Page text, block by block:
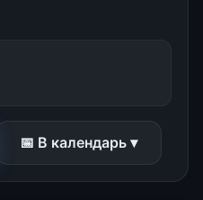
📅 В календарь ▾